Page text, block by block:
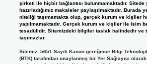
şirketi ile hiçbir bağlantısı bulunmamaktadır. Sitede
hazırladığımız makaleler paylaşılmaktadır.
niteliği taşımamakta olup, gerçek kurum ve kişiler
yapılmamaktadır. Gerçek kurum ve kişiler ile isim
tesadüfidir. Sitemizdeki bilgiler taslak halindedir ve
taşımazlar.
Sitemiz, 5651 Sayılı Kanun gereğince Bilgi
(BTK) tarafından onaylanmış bir Yer Sağlayıcı